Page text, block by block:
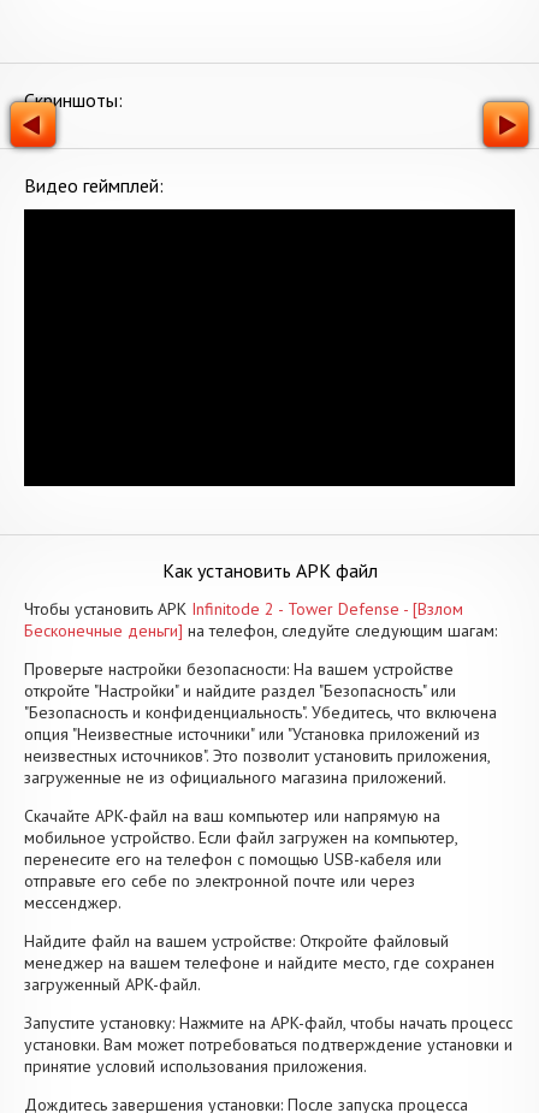
Скриншоты:
Видео геймплей:
Как установить APK файл
Чтобы установить APK Infinitode 2 - Tower Defense - [Взлом
Бесконечные деньги] на телефон, следуйте следующим шагам:
Проверьте настройки безопасности: На вашем устройстве
откройте "Настройки" и найдите раздел "Безопасность" или
"Безопасность и конфиденциальность". Убедитесь, что включена
опция "Неизвестные источники" или "Установка приложений из
неизвестных источников". Это позволит установить приложения,
загруженные не из официального магазина приложений.
Скачайте APK-файл на ваш компьютер или напрямую на
мобильное устройство. Если файл загружен на компьютер,
перенесите его на телефон с помощью USB-кабеля или
отправьте его себе по электронной почте или через
мессенджер.
Найдите файл на вашем устройстве: Откройте файловый
менеджер на вашем телефоне и найдите место, где сохранен
загруженный APK-файл.
Запустите установку: Нажмите на APK-файл, чтобы начать процесс
установки. Вам может потребоваться подтверждение установки и
принятие условий использования приложения.
Дождитесь завершения установки: После запуска процесса